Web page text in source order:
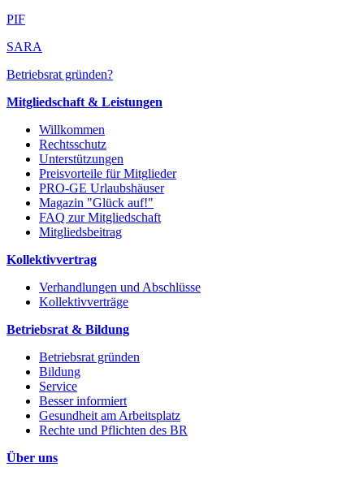
PIF
SARA
Betriebsrat gründen?
Mitgliedschaft & Leistungen
Willkommen
Rechtsschutz
Unterstützungen
Preisvorteile für Mitglieder
PRO-GE Urlaubshäuser
Magazin "Glück auf!"
FAQ zur Mitgliedschaft
Mitgliedsbeitrag
Kollektivvertrag
Verhandlungen und Abschlüsse
Kollektivverträge
Betriebsrat & Bildung
Betriebsrat gründen
Bildung
Service
Besser informiert
Gesundheit am Arbeitsplatz
Rechte und Pflichten des BR
Über uns